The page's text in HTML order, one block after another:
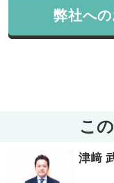
弊社へ
こ
津﨑